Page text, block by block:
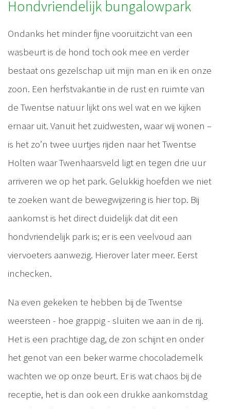
Hondvriendelijk bungalowpark
Ondanks het minder fijne vooruitzicht van een
wasbeurt is de hond toch ook mee en verder
bestaat ons gezelschap uit mijn man en ik en onze
zoon. Een herfstvakantie in de rust en ruimte van
de Twentse natuur lijkt ons wel wat en we kijken
ernaar uit. Vanuit het zuidwesten, waar wij wonen –
is het zo’n twee uurtjes rijden naar het Twentse
Holten waar Twenhaarsveld ligt en tegen drie uur
arriveren we op het park. Gelukkig hoefden we niet
te zoeken want de bewegwijzering is hier top. Bij
aankomst is het direct duidelijk dat dit een
hondvriendelijk park is; er is een veelvoud aan
viervoeters aanwezig. Hierover later meer. Eerst
inchecken.
Na even gekeken te hebben bij de Twentse
weersteen - hoe grappig - sluiten we aan in de rij.
Het is een prachtige dag, de zon schijnt en onder
het genot van een beker warme chocolademelk
wachten we op onze beurt. Er is wat chaos bij de
receptie, het is dan ook een drukke aankomstdag